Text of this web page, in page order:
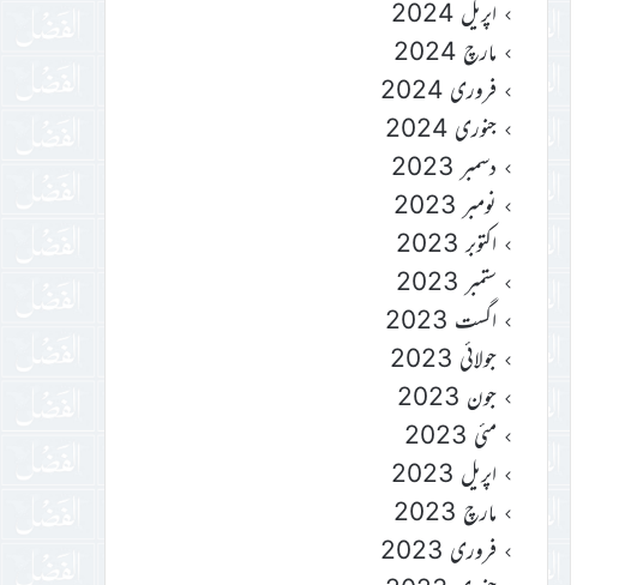
اپریل 2024
مارچ 2024
فروری 2024
جنوری 2024
دسمبر 2023
نومبر 2023
اکتوبر 2023
ستمبر 2023
اگست 2023
جولائی 2023
جون 2023
مئی 2023
اپریل 2023
مارچ 2023
فروری 2023